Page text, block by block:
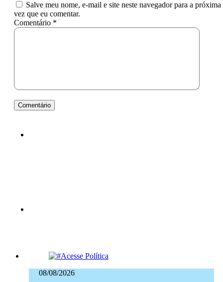
Salve meu nome, e-mail e site neste navegador para a próxima
vez que eu comentar.
Comentário *
08/08/2026